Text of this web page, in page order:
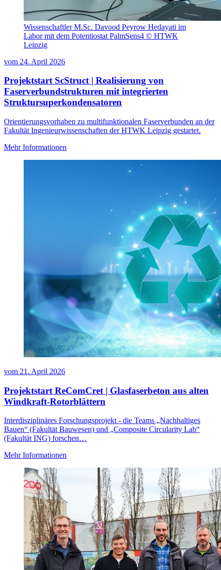
Wissenschaftler M.Sc. Davood Peyrow Hedayati im
Labor mit dem Potentiostat PalmSens4 © HTWK
Leipzig
vom 24. April 2026
Projektstart ScStruct | Realisierung von
Faserverbundstrukturen mit integrierten
Struktursuperkondensatoren
Orientierungsvorhaben zu multifunktionalen Faserverbunden an der
Fakultät Ingenieurwissenschaften der HTWK Leipzig gestartet.
Mehr Informationen
vom 21. April 2026
Projektstart ReComCret | Glasfaserbeton aus alten
Windkraft-Rotorblättern
Interdisziplinäres Forschungsprojekt - die Teams „Nachhaltiges
Bauen“ (Fakultät Bauwesen) und „Composite Circularity Lab“
(Fakultät ING) forschen…
Mehr Informationen